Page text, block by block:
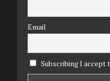
Email
Subscribing I accept